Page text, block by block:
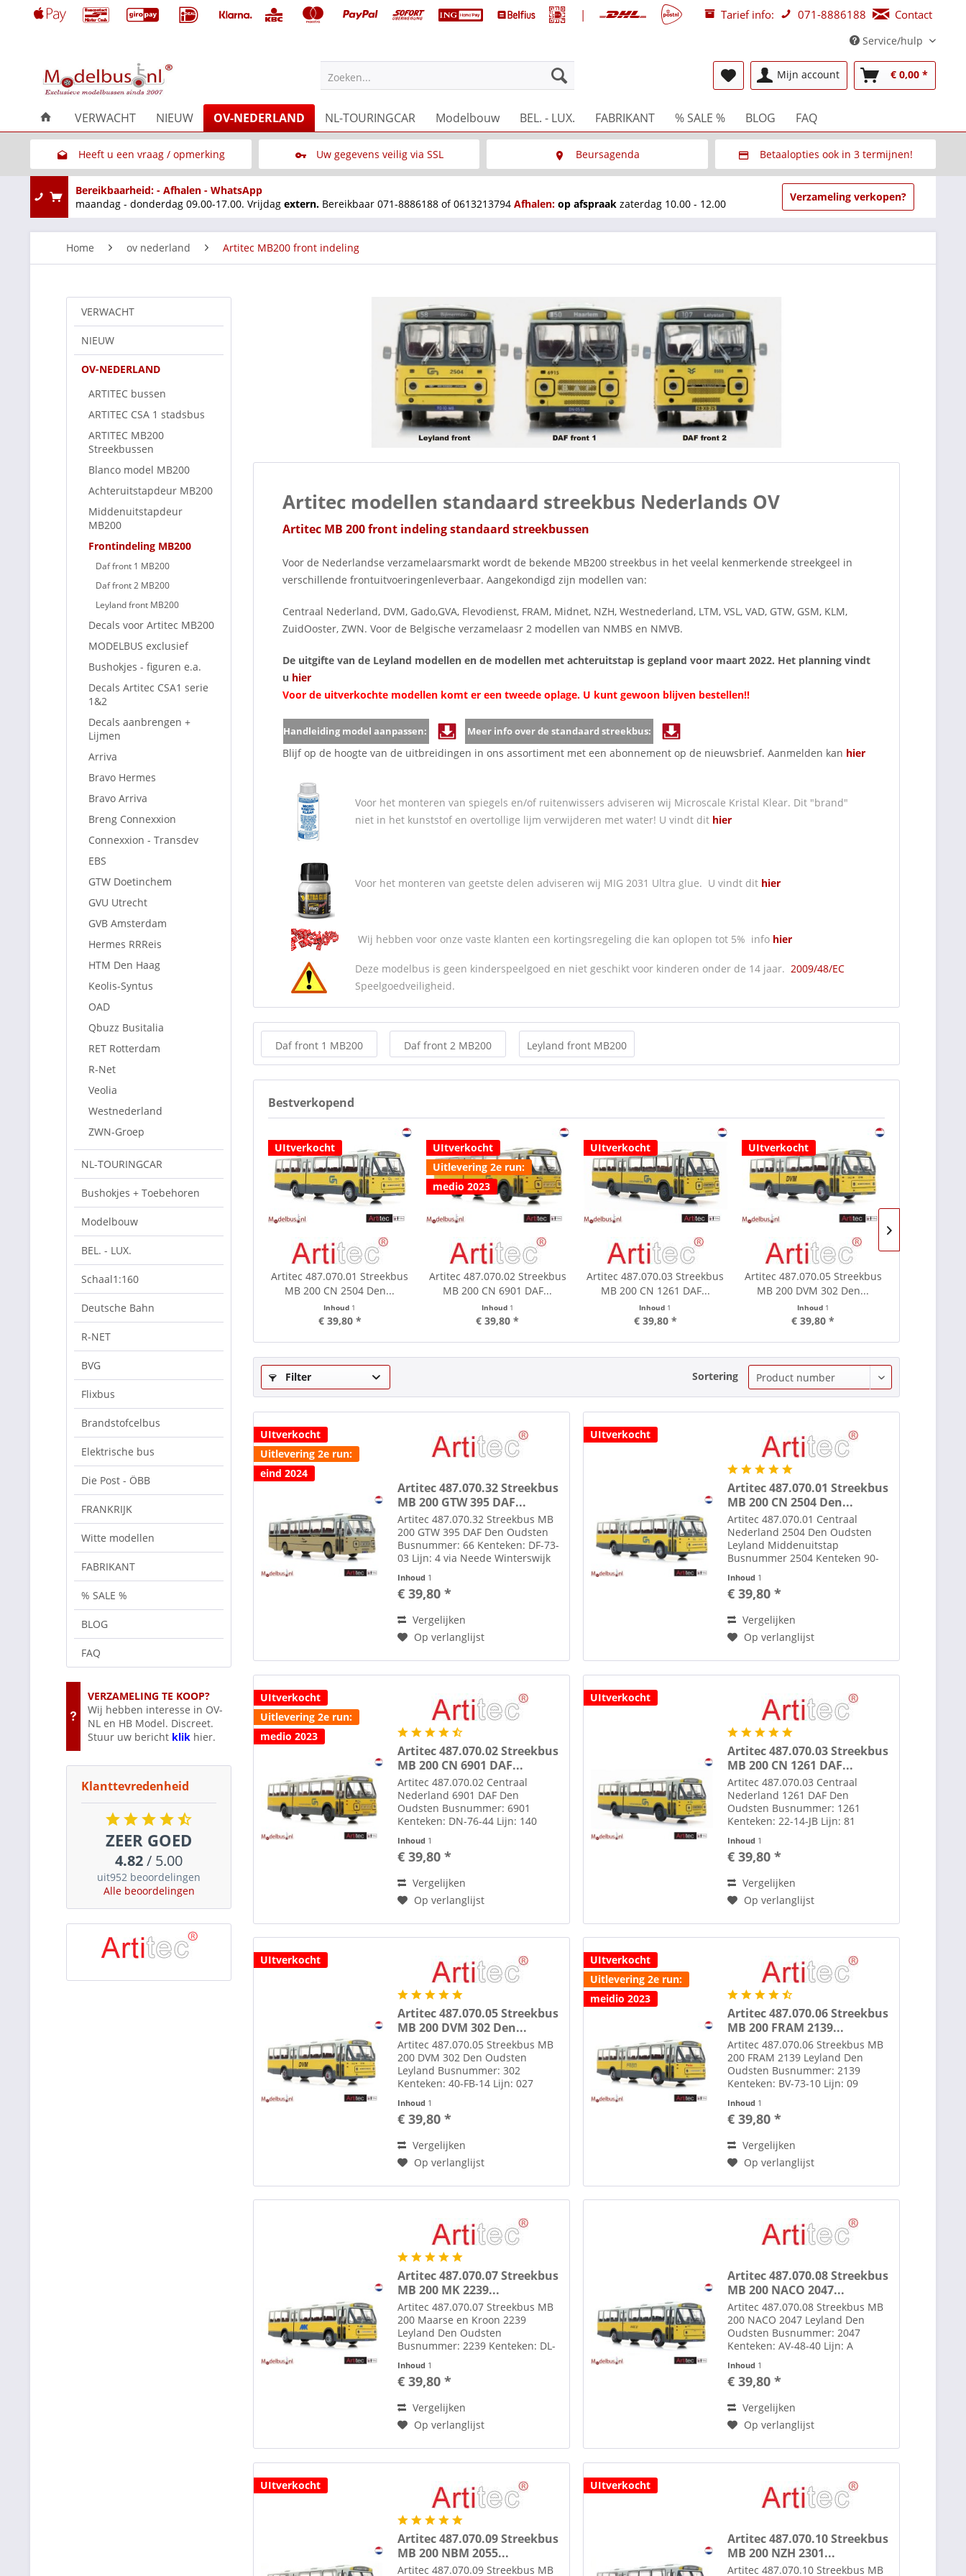
| Tarief info: 071-8886188 Contact
Service/hulp
Zoeken... Mijn account € 0,00 *
Heeft u een vraag / opmerking
Link naar het contactformulier
Uw gegevens veilig via SSL Beursagenda Betaalopties ook in 3 termijnen!
Via Multisafepay (veilig via SSL)
Bereikbaarheid: - Afhalen - WhatsApp
maandag - donderdag 09.00-17.00. Vrijdag extern. Bereikbaar 071-8886188 of 0613213794 Afhalen: op afspraak zaterdag 10.00 - 12.00
Verzameling verkopen?
Home ov nederland Artitec MB200 front indeling
VERWACHT
NIEUW
OV-NEDERLAND
ARTITEC bussen
ARTITEC CSA 1 stadsbus
ARTITEC MB200
Streekbussen
Blanco model MB200
Achteruitstapdeur MB200
Middenuitstapdeur
MB200
Frontindeling MB200
Daf front 1 MB200
Daf front 2 MB200
Leyland front MB200
Decals voor Artitec MB200
MODELBUS exclusief
Bushokjes - figuren e.a.
Decals Artitec CSA1 serie
1&2
Decals aanbrengen +
Lijmen
Arriva
Bravo Hermes
Bravo Arriva
Breng Connexxion
Connexxion - Transdev
EBS
GTW Doetinchem
GVU Utrecht
GVB Amsterdam
Hermes RRReis
HTM Den Haag
Keolis-Syntus
OAD
Qbuzz Busitalia
RET Rotterdam
R-Net
Veolia
Westnederland
ZWN-Groep
NL-TOURINGCAR
Bushokjes + Toebehoren
Modelbouw
BEL. - LUX.
Schaal1:160
Deutsche Bahn
R-NET
BVG
Flixbus
Brandstofcelbus
Elektrische bus
Die Post - ÖBB
FRANKRIJK
Witte modellen
FABRIKANT
% SALE %
BLOG
FAQ
VERZAMELING TE KOOP?
Wij hebben interesse in OV-
NL en HB Model. Discreet.
Stuur uw bericht klik hier.
Klanttevredenheid
ZEER GOED
4.82/ 5.00
uit952 beoordelingen
Alle beoordelingen
Artitec modellen standaard streekbus Nederlands OV
Artitec MB 200 front indeling standaard streekbussen
Voor de Nederlandse verzamelaarsmarkt wordt de bekende MB200 streekbus in het veelal kenmerkende streekgeel in
verschillende frontuitvoeringenleverbaar. Aangekondigd zijn modellen van:
Centraal Nederland, DVM, Gado,GVA, Flevodienst, FRAM, Midnet, NZH, Westnederland, LTM, VSL, VAD, GTW, GSM, KLM,
ZuidOoster, ZWN. Voor de Belgische verzamelaasr 2 modellen van NMBS en NMVB.
De uitgifte van de Leyland modellen en de modellen met achteruitstap is gepland voor maart 2022. Het planning vindt
u hier
Voor de uitverkochte modellen komt er een tweede oplage. U kunt gewoon blijven bestellen!!
Handleiding model aanpassen: Meer info over de standaard streekbus:
Blijf op de hoogte van de uitbreidingen in ons assortiment met een abonnement op de nieuwsbrief. Aanmelden kan hier
Voor het monteren van spiegels en/of ruitenwissers adviseren wij Microscale Kristal Klear. Dit "brand"
niet in het kunststof en overtollige lijm verwijderen met water! U vindt dit hier
Voor het monteren van geetste delen adviseren wij MIG 2031 Ultra glue. U vindt dit hier
Wij hebben voor onze vaste klanten een kortingsregeling die kan oplopen tot 5% info hier
Deze modelbus is geen kinderspeelgoed en niet geschikt voor kinderen onder de 14 jaar. 2009/48/EC
Speelgoedveiligheid.
Daf front 1 MB200 Daf front 2 MB200 Leyland front MB200
Bestverkopend
UItverkocht
Artitec 487.070.01 Streekbus
MB 200 CN 2504 Den...
Inhoud 1
€ 39,80 *
UItverkocht
Uitlevering 2e run:
medio 2023
Artitec 487.070.02 Streekbus
MB 200 CN 6901 DAF...
Inhoud 1
€ 39,80 *
UItverkocht
Artitec 487.070.03 Streekbus
MB 200 CN 1261 DAF...
Inhoud 1
€ 39,80 *
UItverkocht
Artitec 487.070.05 Streekbus
MB 200 DVM 302 Den...
Inhoud 1
€ 39,80 *
Filter Sortering
UItverkocht
Uitlevering 2e run:
eind 2024
Artitec 487.070.32 Streekbus
MB 200 GTW 395 DAF...
Artitec 487.070.32 Streekbus MB
200 GTW 395 DAF Den Oudsten
Busnummer: 66 Kenteken: DF-73-
03 Lijn: 4 via Neede Winterswijk
bijgeleverd. Zie afbeelding.
Onder tab toebehoren diverse
Inhoud 1
€ 39,80 *
Vergelijken
Op verlanglijst
UItverkocht
Artitec 487.070.01 Streekbus
MB 200 CN 2504 Den...
Artitec 487.070.01 Centraal
Nederland 2504 Den Oudsten
Leyland Middenuitstap
Busnummer 2504 Kenteken 90-
extra lijnfilm decals bijgeleverd .
Zie afbeelding. Onder tab
bushojes of...
Inhoud 1
€ 39,80 *
Vergelijken
Op verlanglijst
UItverkocht
Uitlevering 2e run:
medio 2023
Artitec 487.070.02 Streekbus
MB 200 CN 6901 DAF...
Artitec 487.070.02 Centraal
Nederland 6901 DAF Den
Oudsten Busnummer: 6901
Kenteken: DN-76-44 Lijn: 140
decals bijgeleverd. Zie ook
afbeelding. Onder tab
bushojes of via de link...
Inhoud 1
€ 39,80 *
Vergelijken
Op verlanglijst
UItverkocht
Artitec 487.070.03 Streekbus
MB 200 CN 1261 DAF...
Artitec 487.070.03 Centraal
Nederland 1261 DAF Den
Oudsten Busnummer: 1261
Kenteken: 22-14-JB Lijn: 81
decals bijgeleverd. Zie ook
afbeelding. Onder tab
bushojes of via de link...
Inhoud 1
€ 39,80 *
Vergelijken
Op verlanglijst
UItverkocht
Artitec 487.070.05 Streekbus
MB 200 DVM 302 Den...
Artitec 487.070.05 Streekbus MB
200 DVM 302 Den Oudsten
Leyland Busnummer: 302
Kenteken: 40-FB-14 Lijn: 027
Hoogeveen 09 Meppel Set extra
lijnfilm decals bijgeleverd. Zie ook
Inhoud 1
€ 39,80 *
Vergelijken
Op verlanglijst
UItverkocht
Uitlevering 2e run:
meidio 2023
Artitec 487.070.06 Streekbus
MB 200 FRAM 2139...
Artitec 487.070.06 Streekbus MB
200 FRAM 2139 Leyland Den
Oudsten Busnummer: 2139
Kenteken: BV-73-10 Lijn: 09
Sneek 95 Heereveen 16 Set extra
lijnfilm decals bijgeleverd. Zie ook
Inhoud 1
€ 39,80 *
Vergelijken
Op verlanglijst
Artitec 487.070.07 Streekbus
MB 200 MK 2239...
Artitec 487.070.07 Streekbus MB
200 Maarse en Kroon 2239
Leyland Den Oudsten
Busnummer: 2239 Kenteken: DL-
Decalset extra lijnen: 4 Alphen
a/d Rijn 1 Amsterdam C.S. Set
Inhoud 1
€ 39,80 *
Vergelijken
Op verlanglijst
Artitec 487.070.08 Streekbus
MB 200 NACO 2047...
Artitec 487.070.08 Streekbus MB
200 NACO 2047 Leyland Den
Oudsten Busnummer: 2047
Kenteken: AV-48-40 Lijn: A
lijnen: W Haarlem H Marken
Express Set extra lijnfilm decals
Onder...
Inhoud 1
€ 39,80 *
Vergelijken
Op verlanglijst
UItverkocht
Artitec 487.070.09 Streekbus
MB 200 NBM 2055...
Artitec 487.070.09 Streekbus MB
UItverkocht
Artitec 487.070.10 Streekbus
MB 200 NZH 2301...
Artitec 487.070.10 Streekbus MB